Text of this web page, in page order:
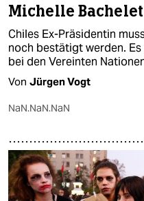
Michelle
Chiles Ex-Präsidentin
noch bestätigt werden.
bei den Vereinten
Von Jürgen Vogt
NaN.NaN.NaN